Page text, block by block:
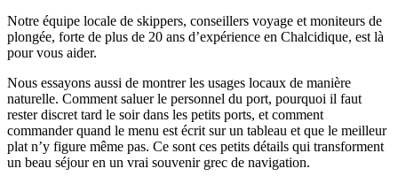
Notre équipe locale de skippers, conseillers voyage et moniteurs de
plongée, forte de plus de 20 ans d’expérience en Chalcidique, est là
pour vous aider.
Nous essayons aussi de montrer les usages locaux de manière
naturelle. Comment saluer le personnel du port, pourquoi il faut
rester discret tard le soir dans les petits ports, et comment
commander quand le menu est écrit sur un tableau et que le meilleur
plat n’y figure même pas. Ce sont ces petits détails qui transforment
un beau séjour en un vrai souvenir grec de navigation.